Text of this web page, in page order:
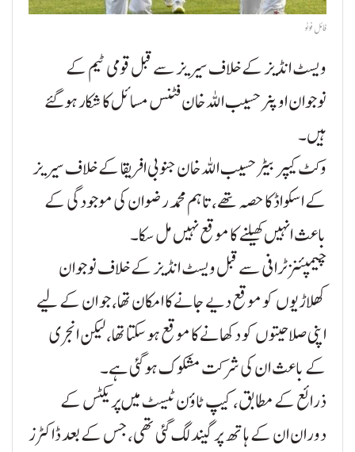
فائل فوٹو
ویسٹ انڈیز کے خلاف سیریز سے قبل قومی ٹیم کے
نوجوان اوپنر حسیب اللہ خان فٹنس مسائل کا شکار ہوگئے
ہیں۔
وکٹ کیپر بیٹر حسیب اللہ خان جنوبی افریقا کے خلاف سیریز
کے اسکواڈ کا حصہ تھے، تاہم محمد رضوان کی موجودگی کے
باعث انہیں کھیلنے کا موقع نہیں مل سکا۔
چیمپئنز ٹرافی سے قبل ویسٹ انڈیز کے خلاف نوجوان
کھلاڑیوں کو موقع دیے جانے کا امکان تھا، جو ان کے لیے
اپنی صلاحیتوں کو دکھانے کا موقع ہوسکتا تھا، لیکن انجری
کے باعث ان کی شرکت مشکوک ہوگئی ہے۔
ذرائع کے مطابق، کیپ ٹاؤن ٹیسٹ میں پریکٹس کے
دوران ان کے ہاتھ پر گیند لگ گئی تھی، جس کے بعد ڈاکٹرز